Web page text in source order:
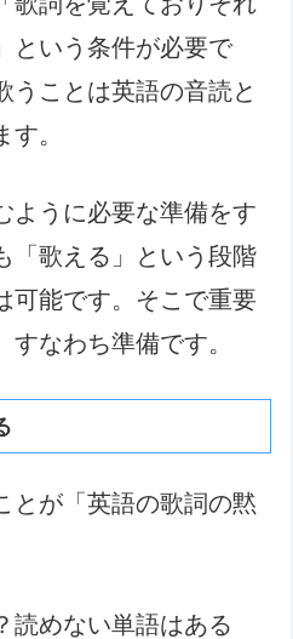
という条件が必要で
うことは英語の音読と
。
ように必要な準備をす
「歌える」という段階
可能です。そこで重要
すなわち準備です。
とが「英語の歌詞の黙
読めない単語はある